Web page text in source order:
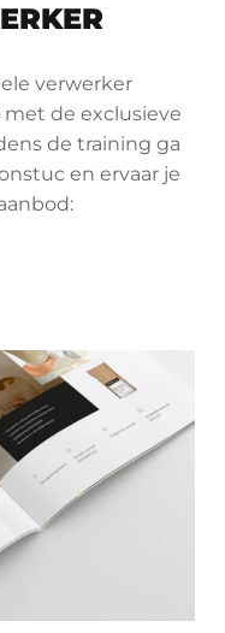
verwerker
de exclusieve
de training ga
en ervaar je